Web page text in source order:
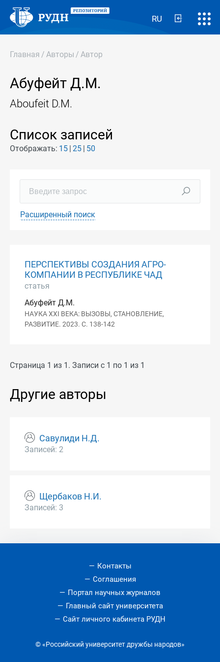
RU
Главная / Авторы / Автор
Абуфейт Д.М.
Aboufeit D.M.
Список записей
Отображать: 15 25 50
Расширенный поиск
ПЕРСПЕКТИВЫ СОЗДАНИЯ АГРО-
КОМПАНИИ В РЕСПУБЛИКЕ ЧАД
статья
Абуфейт Д.М.
НАУКА XXI ВЕКА: ВЫЗОВЫ, СТАНОВЛЕНИЕ,
РАЗВИТИЕ. 2023. С. 138-142
Страница 1 из 1. Записи с 1 по 1 из 1
Другие авторы
Савулиди Н.Д.
Записей: 2
Щербаков Н.И.
Записей: 3
Контакты
Соглашения
Портал научных журналов
Главный сайт университета
Сайт личного кабинета РУДН
© «Российский университет дружбы народов»